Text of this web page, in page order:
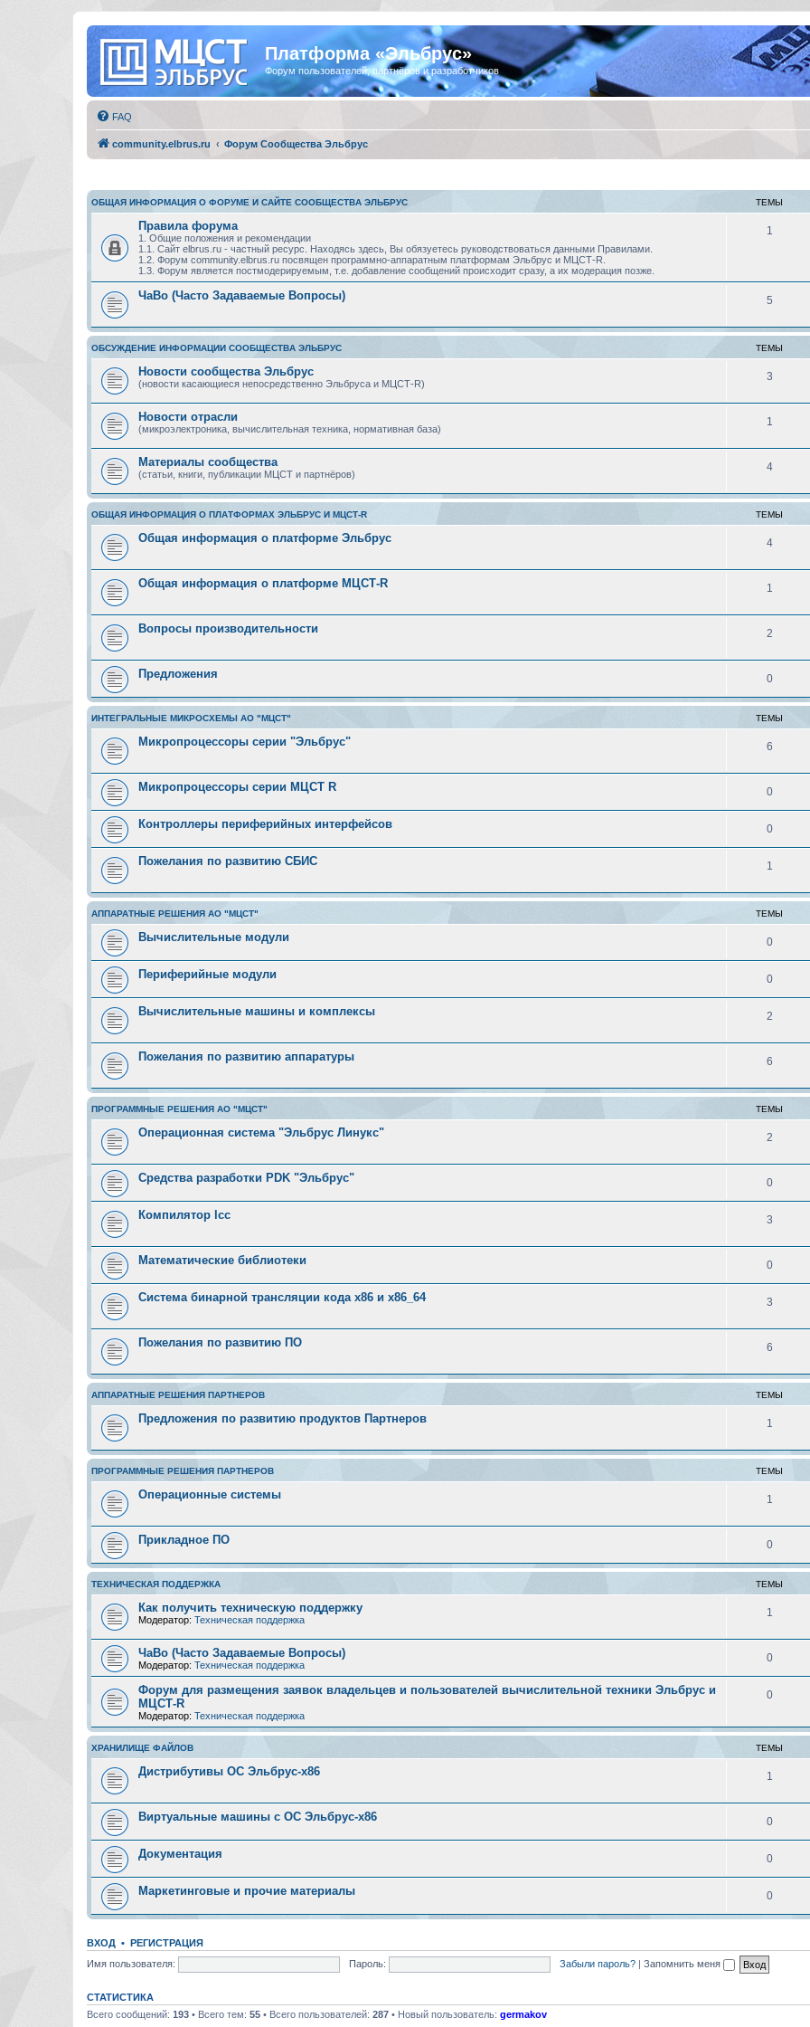
Платформа «Эльбрус»
Форум пользователей, партнёров и разработчиков
FAQ
community.elbrus.ru Форум Сообщества Эльбрус
ОБЩАЯ ИНФОРМАЦИЯ О ФОРУМЕ И САЙТЕ СООБЩЕСТВА ЭЛЬБРУС ТЕМЫ
Правила форума
1. Общие положения и рекомендации
1.1. Сайт elbrus.ru - частный ресурс. Находясь здесь, Вы обязуетесь руководствоваться данными Правилами.
1.2. Форум community.elbrus.ru посвящен программно-аппаратным платформам Эльбрус и МЦСТ-R.
1.3. Форум является постмодерируемым, т.е. добавление сообщений происходит сразу, а их модерация позже.
1
ЧаВо (Часто Задаваемые Вопросы) 5
ОБСУЖДЕНИЕ ИНФОРМАЦИИ СООБЩЕСТВА ЭЛЬБРУС ТЕМЫ
Новости сообщества Эльбрус
(новости касающиеся непосредственно Эльбруса и МЦСТ-R)
3
Новости отрасли
(микроэлектроника, вычислительная техника, нормативная база)
1
Материалы сообщества
(статьи, книги, публикации МЦСТ и партнёров)
4
ОБЩАЯ ИНФОРМАЦИЯ О ПЛАТФОРМАХ ЭЛЬБРУС И МЦСТ-R ТЕМЫ
Общая информация о платформе Эльбрус 4
Общая информация о платформе МЦСТ-R 1
Вопросы производительности 2
Предложения 0
ИНТЕГРАЛЬНЫЕ МИКРОСХЕМЫ АО "МЦСТ" ТЕМЫ
Микропроцессоры серии "Эльбрус" 6
Микропроцессоры серии МЦСТ R 0
Контроллеры периферийных интерфейсов 0
Пожелания по развитию СБИС 1
АППАРАТНЫЕ РЕШЕНИЯ АО "МЦСТ" ТЕМЫ
Вычислительные модули 0
Периферийные модули 0
Вычислительные машины и комплексы 2
Пожелания по развитию аппаратуры 6
ПРОГРАММНЫЕ РЕШЕНИЯ АО "МЦСТ" ТЕМЫ
Операционная система "Эльбрус Линукс" 2
Средства разработки PDK "Эльбрус" 0
Компилятор lcc 3
Математические библиотеки 0
Система бинарной трансляции кода х86 и х86_64 3
Пожелания по развитию ПО 6
АППАРАТНЫЕ РЕШЕНИЯ ПАРТНЕРОВ ТЕМЫ
Предложения по развитию продуктов Партнеров 1
ПРОГРАММНЫЕ РЕШЕНИЯ ПАРТНЕРОВ ТЕМЫ
Операционные системы 1
Прикладное ПО 0
ТЕХНИЧЕСКАЯ ПОДДЕРЖКА ТЕМЫ
Как получить техническую поддержку
Модератор: Техническая поддержка
1
ЧаВо (Часто Задаваемые Вопросы)
Модератор: Техническая поддержка
0
Форум для размещения заявок владельцев и пользователей вычислительной техники Эльбрус и
МЦСТ-R
Модератор: Техническая поддержка
0
ХРАНИЛИЩЕ ФАЙЛОВ ТЕМЫ
Дистрибутивы ОС Эльбрус-x86 1
Виртуальные машины с ОС Эльбрус-x86 0
Документация 0
Маркетинговые и прочие материалы 0
ВХОД • РЕГИСТРАЦИЯ
Имя пользователя:
Пароль: Забыли пароль? | Запомнить меня
СТАТИСТИКА
Всего сообщений: 193 • Всего тем: 55 • Всего пользователей: 287 • Новый пользователь: germakov